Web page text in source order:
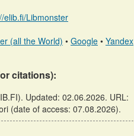
elib.fi/Libmonster
(all the World) • Google • Yandex
citations):
Updated: 02.06.2026. URL:
(date of access: 07.08.2026).